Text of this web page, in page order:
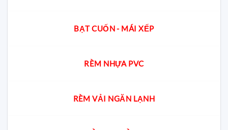
BẠT CUỐN - MÁI XẾP
RÈM NHỰA PVC
RÈM VẢI NGĂN LẠNH